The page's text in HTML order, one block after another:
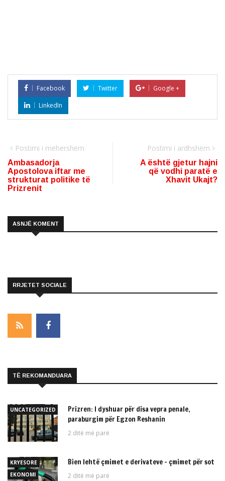
Facebook Twitter
Google +
LinkedIn
Postimi i mëhershëm
Ambasadorja
Apostolova iftar me
strukturat politike të
Prizrenit
Postimi i ardhshëm
A është gjetur hajni
që vodhi paratë e
Xhavit Ukajt?
ASNJË KOMENT
RRJETET SOCIALE
TË REKOMANDUARA
UNCATEGORIZED
Prizren: I dyshuar për disa vepra penale,
paraburgim për Egzon Reshanin
2 ditë më parë
KRYESORE
EKONOMI
Bien lehtë çmimet e derivateve – çmimet për sot
2 ditë më parë